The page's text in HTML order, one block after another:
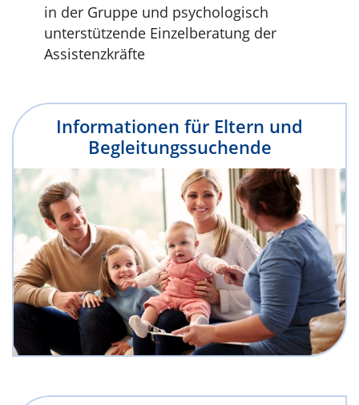
in der Gruppe und psychologisch
unterstützende Einzelberatung der
Assistenzkräfte
Informationen für Eltern und
Begleitungssuchende